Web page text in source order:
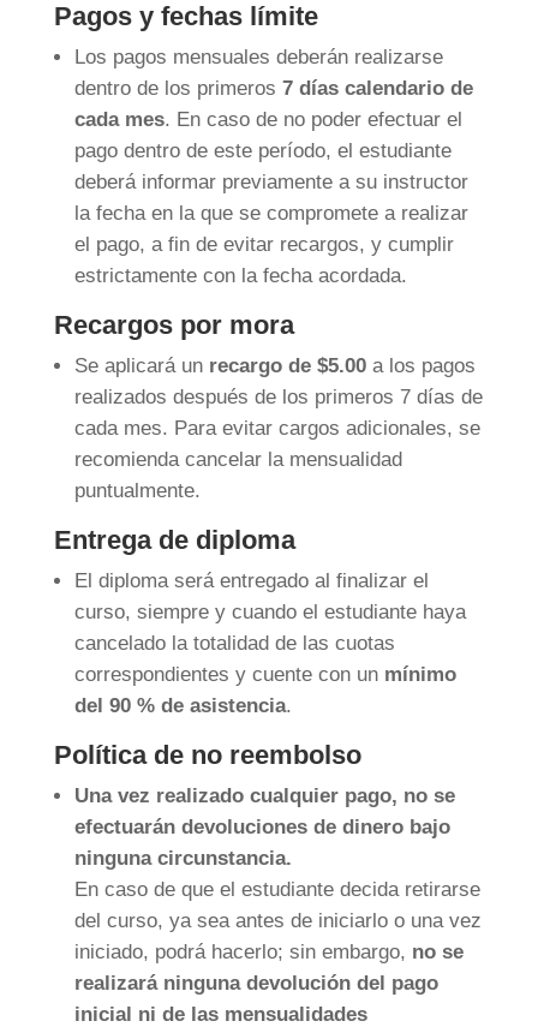
Pagos y fechas límite
Los pagos mensuales deberán realizarse
dentro de los primeros 7 días calendario de
cada mes. En caso de no poder efectuar el
pago dentro de este período, el estudiante
deberá informar previamente a su instructor
la fecha en la que se compromete a realizar
el pago, a fin de evitar recargos, y cumplir
estrictamente con la fecha acordada.
Recargos por mora
Se aplicará un recargo de $5.00a los pagos
realizados después de los primeros 7 días de
cada mes. Para evitar cargos adicionales, se
recomienda cancelar la mensualidad
puntualmente.
Entrega de diploma
El diploma será entregado al finalizar el
curso, siempre y cuando el estudiante haya
cancelado la totalidad de las cuotas
correspondientes y cuente con un mínimo
del 90 % de asistencia.
Política de no reembolso
Una vez realizado cualquier pago, no se
efectuarán devoluciones de dinero bajo
ninguna circunstancia.
En caso de que el estudiante decida retirarse
del curso, ya sea antes de iniciarlo o una vez
iniciado, podrá hacerlo; sin embargo, no se
realizará ninguna devolución del pago
inicial ni de las mensualidades